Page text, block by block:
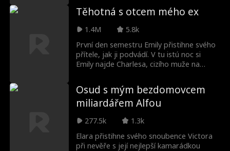
kamarád jejího táty a záhadný obchodní
partner Chris Collins, dojde jí, že raději by
byla přistižena policií. Chrisova přehnaně
ochranářská povaha Harper nesnáší, a
tak se rozhodne, že se ho musí zbavit.
Spolu s nejlepší kamarádkou Marií proto
vymyslí "Operaci Svádění". Cíl je jasný:
Chris zachrání z nějakého průšvihu, si
začíná uvědomovat, že k němu přece jen
Těhotná s otcem mého ex
1.4M
5.8k
První den semestru Emily přistihne svého
přítele, jak ji podvádí. V tu istú noc si
Emily najde Charlesa, cizího muže na
den jsou oba šokováni, když zjistí, že
Charles je Emilyin nový profesor. I
navzdory divoké noci si udržují
mezi nimi panuje nepopiratelné napětí.
Zrovna když si Emily myslí, že se všechno
vrátí do starých kolejí, nečekaně zjistí, že
Osud s mým bezdomovcem
miliardářem Alfou
277.5k
1.3k
Elara přistihne svého snoubence Victora
při nevěře s její nejlepší kamarádkou